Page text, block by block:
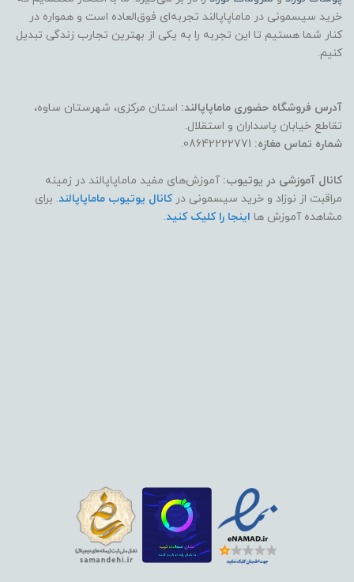
خرید سیسمونی در ماماپاپالند تجربه‌ای فوق‌العاده است و همواره در
کنار شما هستیم تا این تجربه را به یکی از بهترین تجارب زندگی تبدیل
کنیم.
آدرس فروشگاه حضوری ماماپاپالند: استان مرکزی، شهرستان ساوه،
تقاطع خیابان پاسداران و استقلال.
شماره تماس مغازه:
کانال آموزشی در یوتیوب: آموزش‌های مفید ماماپاپالند در زمینه
مراقبت از نوزاد و خرید سیسمونی درکانال یوتیوب ماماپاپالند. برای
مشاهده آموزش ها اینجا را کلیک کنید.